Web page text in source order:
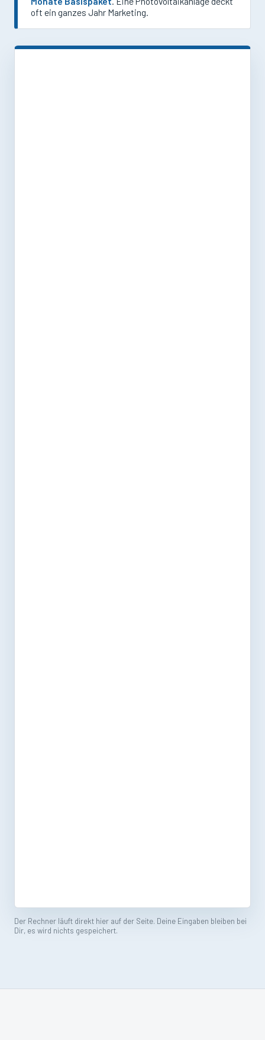
oft ein ganzes Jahr Marketing.
Der Rechner läuft direkt hier auf der Seite. Deine Eingaben bleiben bei
Dir, es wird nichts gespeichert.